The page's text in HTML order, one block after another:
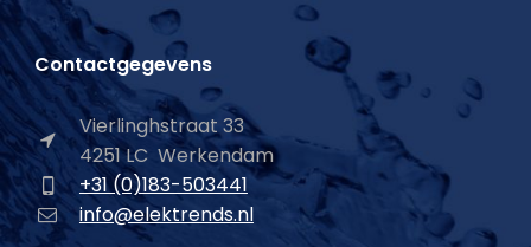
Contactgegevens
Vierlinghstraat 33
4251 LC Werkendam
+31 (0)183-503441
info@elektrends.nl